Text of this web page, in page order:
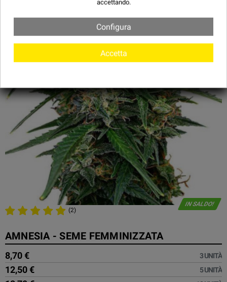
IN SALDO!
(2)
AMNESIA - SEME FEMMINIZZATA
8,70 € 3 UNITÀ
12,50 € 5 UNITÀ
accettando.
Configura
Accetta